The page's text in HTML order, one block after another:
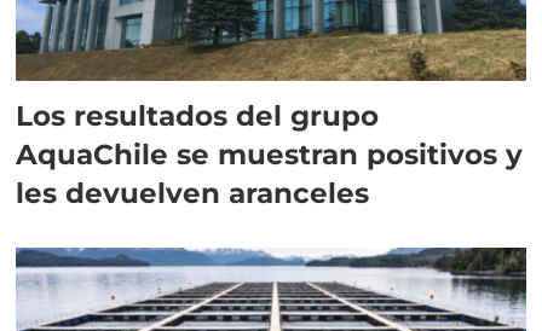
Los resultados del grupo
AquaChile se muestran positivos y
les devuelven aranceles